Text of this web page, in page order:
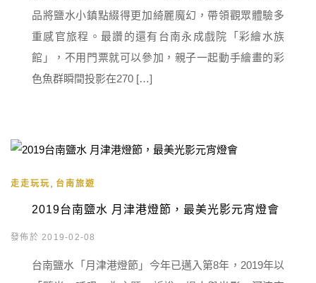
品將鹽水小鎮點綴得更加綺麗魔幻，帶領觀眾體驗多
重感官旅程。最讚的還有台南永成戲院「彩繪水族
館」，不用門票就可以參加，親子一起動手繪畫的彩
色魚群瞬間投影在270 […]
走走玩玩 台南旅遊
2019台南鹽水 月津港燈節，最美光影元宵燈會
發佈於 2019-02-08
台南鹽水「月津港燈節」今年已邁入第8年，2019年以